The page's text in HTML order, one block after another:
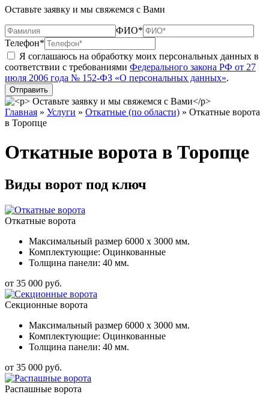
Оставьте заявку и мы свяжемся с Вами
ФИО*
Телефон*
Я соглашаюсь на обработку моих персональных данных в
соответствии с требованиями Федерального закона РФ от 27
июля 2006 года № 152-ФЗ «О персональных данных».
Главная » Услуги » Откатные (по области) » Откатные ворота
в Торопце
Откатные ворота в Торопце
Виды ворот под ключ
Откатные ворота
Максимальный размер 6000 x 3000 мм.
Комплектующие: Оцинкованные
Толщина панели: 40 мм.
от 35 000 руб.
Секционные ворота
Максимальный размер 6000 x 3000 мм.
Комплектующие: Оцинкованные
Толщина панели: 40 мм.
от 35 000 руб.
Распашные ворота